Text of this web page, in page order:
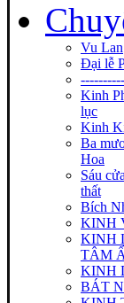
Vu Lan
Đại lễ
----------
Kinh
lục
Kinh
Ba
Hoa
Sáu
thất
Bích
KINH
KINH
TÂM
KINH
BÁT